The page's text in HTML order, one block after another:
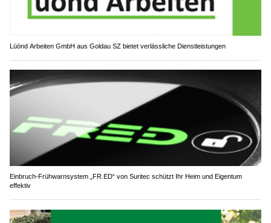
Lüönd Arbeiten GmbH aus Goldau SZ bietet verlässliche Dienstleistungen
Einbruch-Frühwarnsystem „FR.ED“ von Suritec schützt Ihr Heim und Eigentum
effektiv